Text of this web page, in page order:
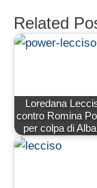
Related
Loredana
contro Romina
per colpa di